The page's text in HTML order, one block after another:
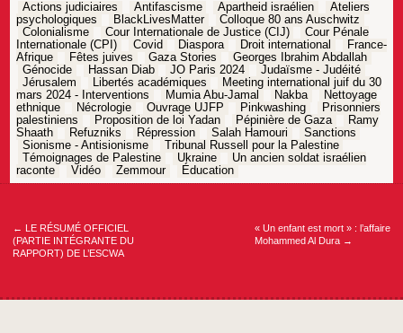
Actions judiciaires Antifascisme Apartheid israélien
Ateliers
psychologiques
BlackLivesMatter
Colloque 80 ans Auschwitz
Colonialisme
Cour Internationale de Justice (CIJ)
Cour Pénale
Internationale (CPI)
Covid Diaspora Droit international
France-
Afrique
Fêtes juives Gaza Stories
Georges Ibrahim Abdallah
Génocide
Hassan Diab JO Paris 2024
Judaïsme - Judéité
Jérusalem
Libertés académiques
Meeting international juif du 30
mars 2024 - Interventions
Mumia Abu-Jamal Nakba
Nettoyage
ethnique
Nécrologie Ouvrage UJFP Pinkwashing
Prisonniers
palestiniens
Proposition de loi Yadan Pépinière de Gaza
Ramy
Shaath
Refuzniks Répression Salah Hamouri
Sanctions
Sionisme - Antisionisme
Tribunal Russell pour la Palestine
Témoignages de Palestine
Ukraine
Un ancien soldat israélien
raconte
Vidéo Zemmour Éducation
Navigation
← LE RÉSUMÉ OFFICIEL
(PARTIE INTÉGRANTE DU
RAPPORT) DE L’ESCWA
« Un enfant est mort » : l’affaire
Mohammed Al Dura →